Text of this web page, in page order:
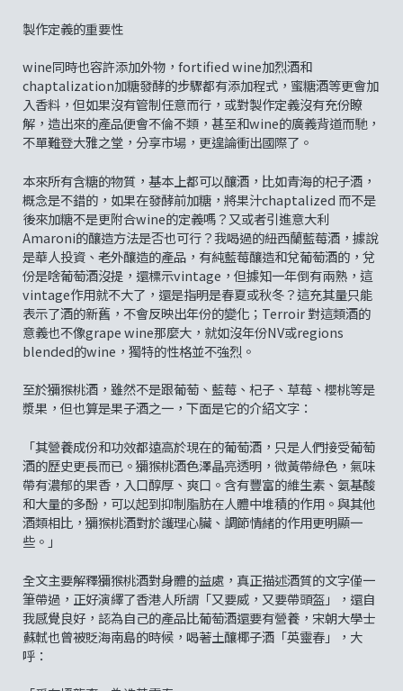
製作定義的重要性
wine同時也容許添加外物，fortified wine加烈酒和
chaptalization加糖發酵的步驟都有添加程式，蜜糖酒等更會加
入香料，但如果沒有管制任意而行，或對製作定義沒有充份瞭
解，造出來的產品便會不倫不類，甚至和wine的廣義背道而馳，
不單難登大雅之堂，分享市場，更遑論衝出國際了。
本來所有含糖的物質，基本上都可以釀酒，比如青海的杞子酒，
概念是不錯的，如果在發酵前加糖，將果汁chaptalized 而不是
後來加糖不是更附合wine的定義嗎？又或者引進意大利
Amaroni的釀造方法是否也可行？我喝過的紐西蘭藍莓酒，據說
是華人投資、老外釀造的產品，有純藍莓釀造和兌葡萄酒的，兌
份是啥葡萄酒沒提，還標示vintage，但據知一年倒有兩熟，這
vintage作用就不大了，還是指明是春夏或秋冬？這充其量只能
表示了酒的新舊，不會反映出年份的變化；Terroir 對這類酒的
意義也不像grape wine那麼大，就如沒年份NV或regions
blended的wine，獨特的性格並不強烈。
至於獼猴桃酒，雖然不是跟葡萄、藍莓、杞子、草莓、櫻桃等是
漿果，但也算是果子酒之一，下面是它的介紹文字：
「其營養成份和功效都遠高於現在的葡萄酒，只是人們接受葡萄
酒的歷史更長而已。獼猴桃酒色澤晶亮透明，微黃帶綠色，氣味
帶有濃郁的果香，入口醇厚、爽口。含有豐富的維生素、氨基酸
和大量的多酚，可以起到抑制脂肪在人體中堆積的作用。與其他
酒類相比，獼猴桃酒對於護理心臟、調節情緒的作用更明顯一
些。」
全文主要解釋獼猴桃酒對身體的益處，真正描述酒質的文字僅一
筆帶過，正好演繹了香港人所謂「又要威，又要帶頭盔」，還自
我感覺良好，認為自己的產品比葡萄酒還要有營養，宋朝大學士
蘇軾也曾被貶海南島的時候，喝著土釀椰子酒「英靈春」，大
呼：